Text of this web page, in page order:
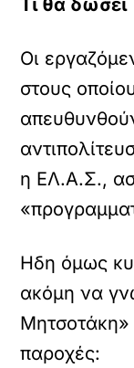
Τι θα δώσει
Οι
στους
η ΕΛ.Α.Σ.,
Ηδη όμως
ακόμη να
Μητσοτάκη»
παροχές: